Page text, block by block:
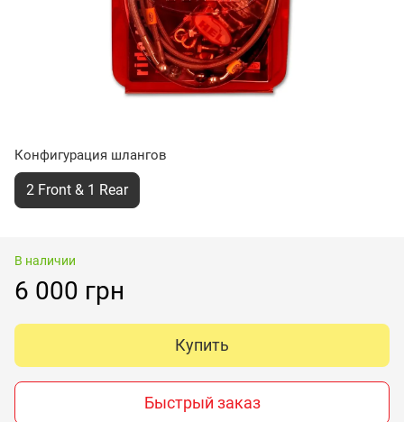
Конфигурация шлангов
2 Front & 1 Rear
В наличии
6 000 грн
Купить
Быстрый заказ